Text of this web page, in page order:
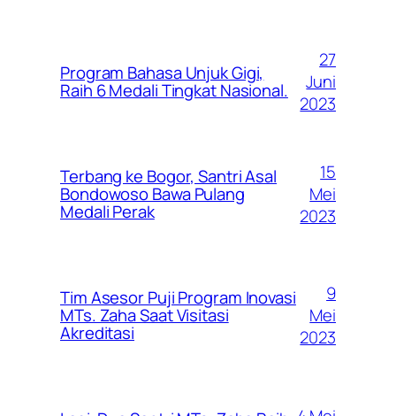
Program Bahasa Unjuk Gigi,
Raih 6 Medali Tingkat Nasional.
27
Juni
2023
Terbang ke Bogor, Santri Asal
Bondowoso Bawa Pulang
Medali Perak
15
Mei
2023
Tim Asesor Puji Program Inovasi
MTs. Zaha Saat Visitasi
Akreditasi
9
Mei
2023